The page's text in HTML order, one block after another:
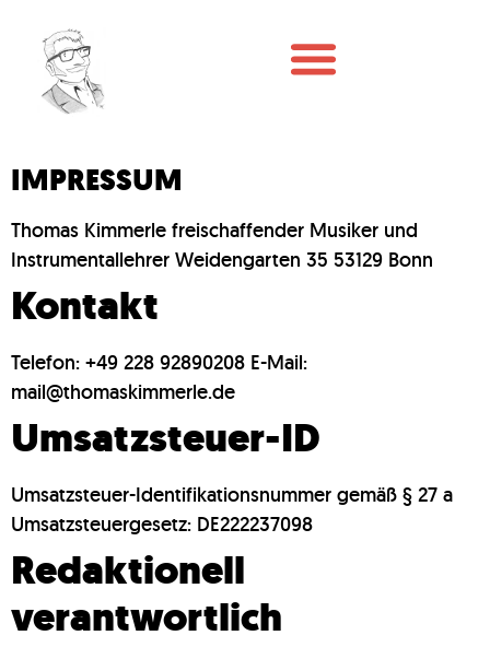
IMPRESSUM
Thomas Kimmerle freischaffender Musiker und
Instrumentallehrer Weidengarten 35 53129 Bonn
Kontakt
Telefon: +49 228 92890208 E-Mail:
mail@thomaskimmerle.de
Umsatzsteuer-ID
Umsatzsteuer-Identifikationsnummer gemäß § 27 a
Umsatzsteuergesetz: DE222237098
Redaktionell
verantwortlich